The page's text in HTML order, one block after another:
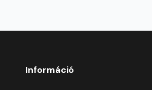
Információ